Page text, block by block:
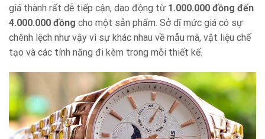
giá thành rất dễ tiếp cận, dao động từ 1.000.000 đồng đến
4.000.000 đồng cho một sản phẩm. Sở dĩ mức giá có sự
chênh lệch như vậy vì sự khác nhau về mẫu mã, vật liệu chế
tạo và các tính năng đi kèm trong mỗi thiết kế.